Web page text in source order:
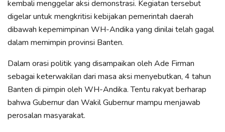
kembali menggelar aksi demonstrasi. Kegiatan tersebut
digelar untuk mengkritisi kebijakan pemerintah daerah
dibawah kepemimpinan WH-Andika yang dinilai telah gagal
dalam memimpin provinsi Banten.
Dalam orasi politik yang disampaikan oleh Ade Firman
sebagai keterwakilan dari masa aksi menyebutkan, 4 tahun
Banten di pimpin oleh WH-Andika. Tentu rakyat berharap
bahwa Gubernur dan Wakil Gubernur mampu menjawab
perosalan masyarakat.